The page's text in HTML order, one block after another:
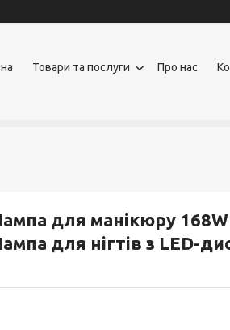
Товари та послуги Про нас
для манікюру 168W
для нігтів з LED-